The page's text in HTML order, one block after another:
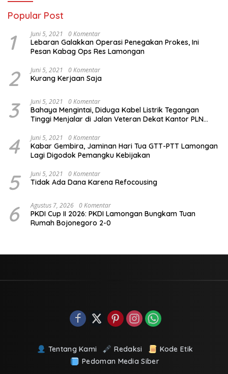
Popular Post
1 Juni 5, 2021 0 Komentar
Lebaran Galakkan Operasi Penegakan Prokes, Ini
Pesan Kabag Ops Res Lamongan
2 Juni 5, 2021 0 Komentar
Kurang Kerjaan Saja
3 Juni 5, 2021 0 Komentar
Bahaya Mengintai, Diduga Kabel Listrik Tegangan
Tinggi Menjalar di Jalan Veteran Dekat Kantor PLN
4 Juni 5, 2021 0 Komentar
Kabar Gembira, Jaminan Hari Tua GTT-PTT Lamongan
Lagi Digodok Pemangku Kebijakan
5 Juni 5, 2021 0 Komentar
Tidak Ada Dana Karena Refocousing
6 Agustus 7, 2026 0 Komentar
PKDI Cup II 2026: PKDI Lamongan Bungkam Tuan
Rumah Bojonegoro 2-0
Tentang Kami Redaksi
Kode Etik
Pedoman Media Siber